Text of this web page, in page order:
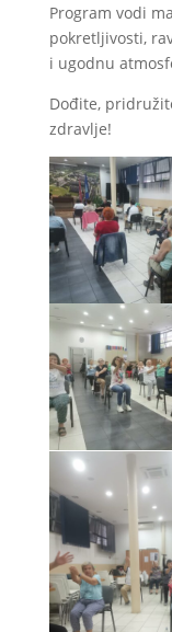
Program vodi
pokretljivosti,
i ugodnu
Dođite,
zdravlje!